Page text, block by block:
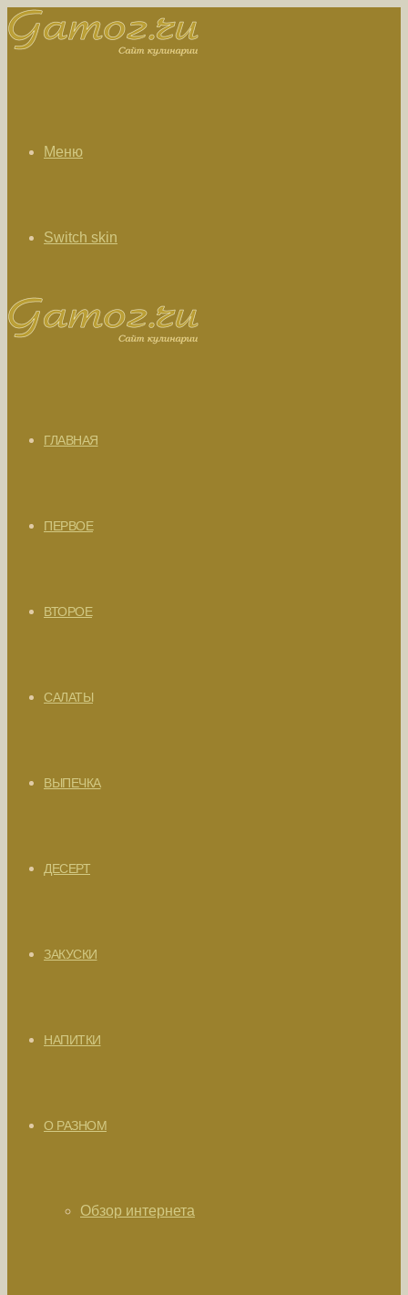
Меню
Switch skin
ГЛАВНАЯ
ПЕРВОЕ
ВТОРОЕ
САЛАТЫ
ВЫПЕЧКА
ДЕСЕРТ
ЗАКУСКИ
НАПИТКИ
О РАЗНОМ
Обзор интернета